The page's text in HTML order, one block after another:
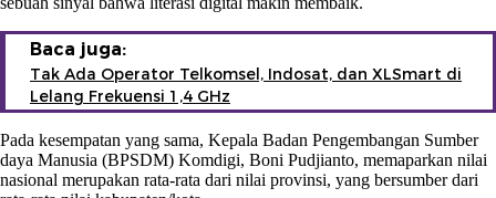
Baca juga:
Tak Ada Operator Telkomsel, Indosat, dan XLSmart di
Lelang Frekuensi 1,4 GHz
Pada kesempatan yang sama, Kepala Badan Pengembangan Sumber
daya Manusia (BPSDM) Komdigi, Boni Pudjianto, memaparkan nilai
nasional merupakan rata-rata dari nilai provinsi, yang bersumber dari